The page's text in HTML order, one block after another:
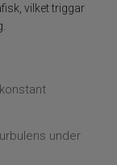
vilket triggar
under